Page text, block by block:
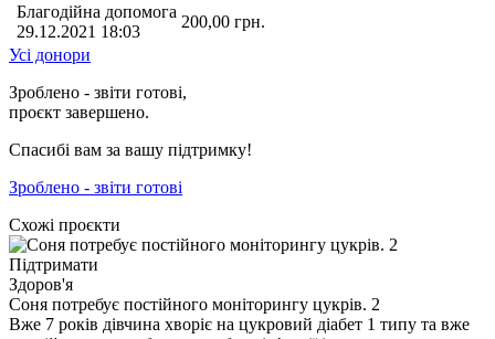
Благодійна допомога
29.12.2021 18:03
200,00 грн.
Усі донори
Зроблено - звіти готові,
проєкт завершено.
Спасибі вам за вашу підтримку!
Зроблено - звіти готові
Схожі проєкти
Підтримати
Здоров'я
Соня потребує постійного моніторингу цукрів. 2
Вже 7 років дівчина хворіє на цукровий діабет 1 типу та вже